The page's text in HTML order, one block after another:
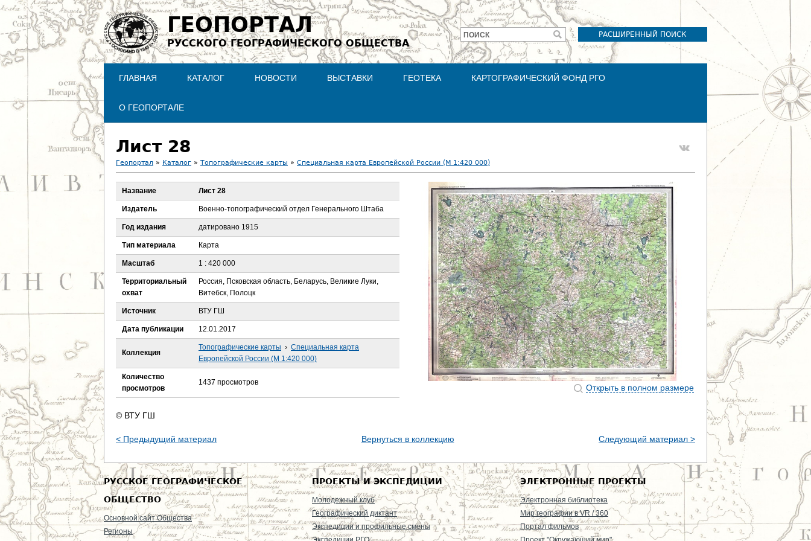
Jump to navigation
ГЕОПОРТАЛ
РУССКОГО ГЕОГРАФИЧЕСКОГО ОБЩЕСТВА
РАСШИРЕННЫЙ ПОИСК
Форма
поиска
ПОИСК
ГЛАВНАЯ КАТАЛОГ НОВОСТИ ВЫСТАВКИ ГЕОТЕКА КАРТОГРАФИЧЕСКИЙ ФОНД РГО
О ГЕОПОРТАЛЕ
Лист 28
В
ы
д
е
с
ь
Геопортал » Каталог » Топографические карты » Специальная карта Европейской России (М 1:420 000)
Открыть в полном размере
Название Лист 28
Издатель Военно-топографический отдел Генерального Штаба
Год издания датировано 1915
Тип материала Карта
Масштаб 1 : 420 000
Территориальный
охват
Россия, Псковская область, Беларусь, Великие Луки,
Витебск, Полоцк
Источник ВТУ ГШ
Дата публикации 12.01.2017
Коллекция
Топографические карты › Специальная карта
Европейской России (М 1:420 000)
Количество
просмотров
1437 просмотров
© ВТУ ГШ
< Предыдущий материал Вернуться в коллекцию Следующий материал >
РУССКОЕ ГЕОГРАФИЧЕСКОЕ
ОБЩЕСТВО
Основной сайт Общества
Регионы
ПРОЕКТЫ И ЭКСПЕДИЦИИ
Молодежный клуб
Географический диктант
Экспедиции и профильные смены
ЭЛЕКТРОННЫЕ ПРОЕКТЫ
Электронная библиотека
Мир географии в VR / 360
Портал фильмов